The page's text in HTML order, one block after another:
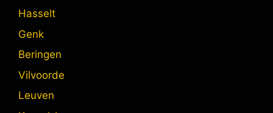
Hasselt
Genk
Beringen
Vilvoorde
Leuven